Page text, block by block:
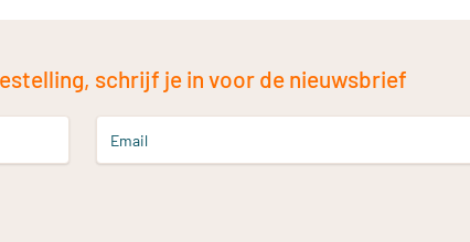
schrijf je in voor de nieuwsbrief
Email